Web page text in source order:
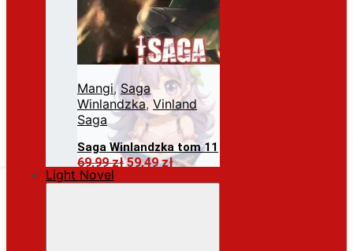
Mangi, Saga
Winlandzka, Vinland
Saga
Saga Winlandzka tom 11
69,99złPierwotna
59,49złAktualna
Dodaj do koszyka
Light Novel